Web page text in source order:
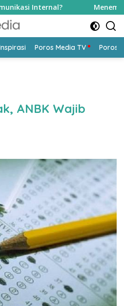
Menembus Sekat
Poros Media TV Poros
ANBK Wajib